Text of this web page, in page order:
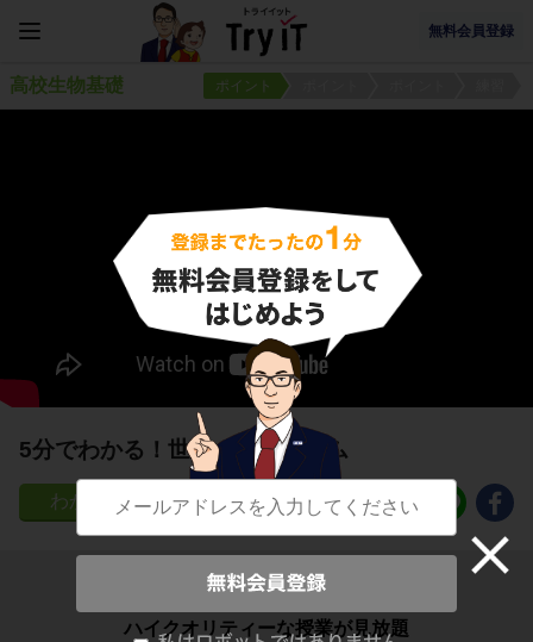
無料会員登録
高校生物基礎 ポイント
5分でわかる！世界のバイオーム
29
子どもの勉強から大人の学び直しまで
ハイクオリティーな授業が見放題